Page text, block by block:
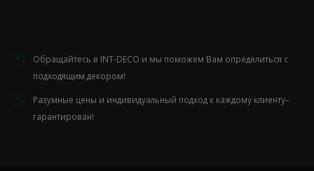
Обращайтесь в INT-DECO и мы поможем Вам определиться с
подходящим декором!
Разумные цены и индивидуальный подход к каждому клиенту–
гарантирован!